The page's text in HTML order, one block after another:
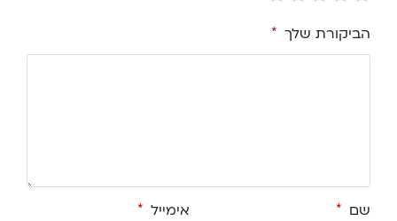
הביקורת שלך *
שם * אימייל *